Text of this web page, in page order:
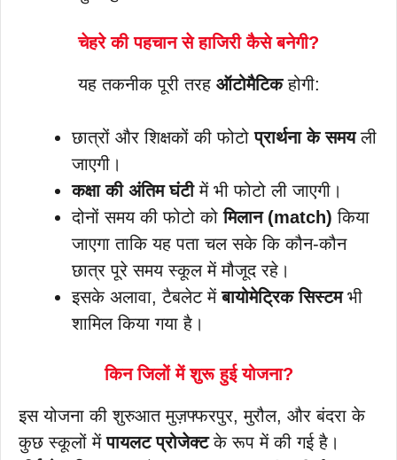
चेहरे की पहचान से हाजिरी कैसे बनेगी?
यह तकनीक पूरी तरह ऑटोमैटिकहोगी:
छात्रों और शिक्षकों की फोटोप्रार्थना के समयली
जाएगी।
कक्षा की अंतिम घंटीमें भी फोटो ली जाएगी।
दोनों समय की फोटो कोमिलान (match) किया
जाएगा ताकि यह पता चल सके कि कौन-कौन
छात्र पूरे समय स्कूल में मौजूद रहे।
इसके अलावा, टैबलेट मेंबायोमेट्रिक सिस्टमभी
शामिल किया गया है।
किन जिलों में शुरू हुई योजना?
इस योजना की शुरुआत मुज़फ्फरपुर, मुरौल, और बंदरा के
कुछ स्कूलों मेंपायलट प्रोजेक्टके रूप में की गई है।